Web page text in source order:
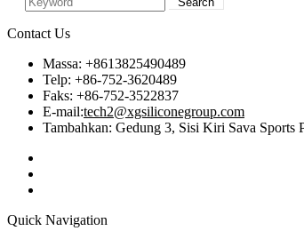
Contact Us
Massa: +8613825490489
Telp: +86-752-3620489
Faks: +86-752-3522837
E-mail:tech2@xgsiliconegroup.com
Tambahkan: Gedung 3, Sisi Kiri Sava
Quick Navigation